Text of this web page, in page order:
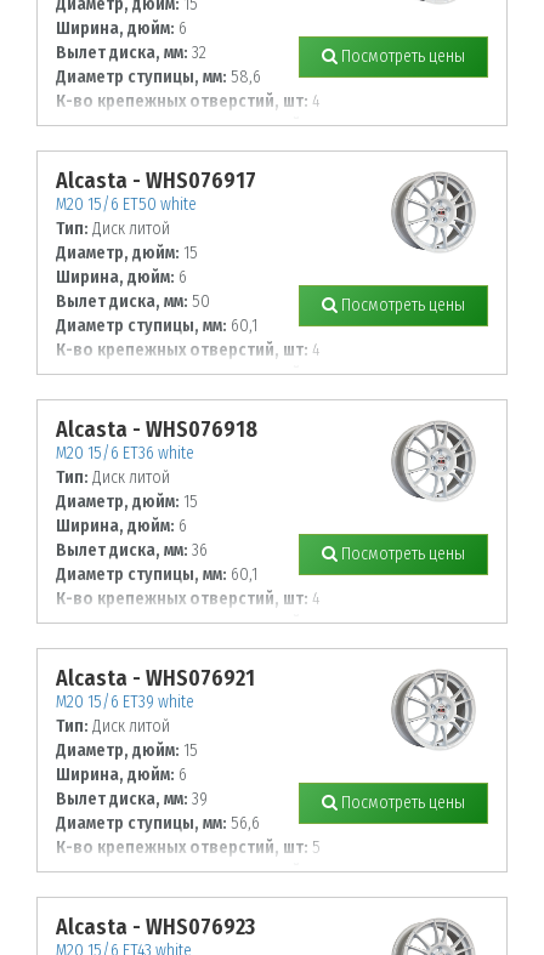
Ширина, дюйм: 6
Вылет диска, мм: 32
Диаметр ступицы, мм: 58,6
К-во крепежных отверстий, шт: 4
Диаметр располож. отверстий, мм:
98
Посмотреть цены
Alcasta - WHS076917
M20 15/6 ET50 white
Тип: Диск литой
Диаметр, дюйм: 15
Ширина, дюйм: 6
Вылет диска, мм: 50
Диаметр ступицы, мм: 60,1
К-во крепежных отверстий, шт: 4
Диаметр располож. отверстий, мм:
100
Посмотреть цены
Alcasta - WHS076918
M20 15/6 ET36 white
Тип: Диск литой
Диаметр, дюйм: 15
Ширина, дюйм: 6
Вылет диска, мм: 36
Диаметр ступицы, мм: 60,1
К-во крепежных отверстий, шт: 4
Диаметр располож. отверстий, мм:
100
Посмотреть цены
Alcasta - WHS076921
M20 15/6 ET39 white
Тип: Диск литой
Диаметр, дюйм: 15
Ширина, дюйм: 6
Вылет диска, мм: 39
Диаметр ступицы, мм: 56,6
К-во крепежных отверстий, шт: 5
Диаметр располож. отверстий, мм:
105
Посмотреть цены
Alcasta - WHS076923
M20 15/6 ET43 white